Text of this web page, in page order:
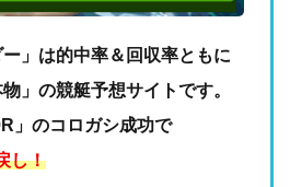
ー」は的中率＆回収率ともに
」の競艇予想サイトです。
」のコロガシ成功で
し！